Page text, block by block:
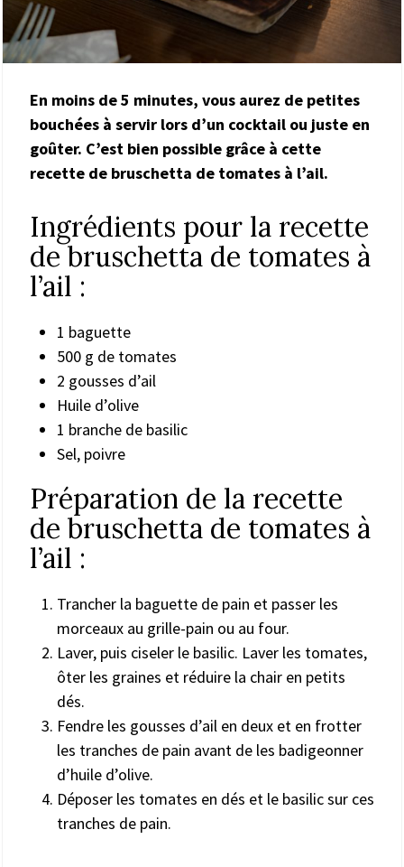
En moins de 5 minutes, vous aurez de petites
bouchées à servir lors d’un cocktail ou juste en
goûter. C’est bien possible grâce à cette
recette de bruschetta de tomates à l’ail.
Ingrédients pour la recette
de bruschetta de tomates à
l’ail :
1 baguette
500 g de tomates
2 gousses d’ail
Huile d’olive
1 branche de basilic
Sel, poivre
Préparation de la recette
de bruschetta de tomates à
l’ail :
Trancher la baguette de pain et passer les
morceaux au grille-pain ou au four.
Laver, puis ciseler le basilic. Laver les tomates,
ôter les graines et réduire la chair en petits
dés.
Fendre les gousses d’ail en deux et en frotter
les tranches de pain avant de les badigeonner
d’huile d’olive.
Déposer les tomates en dés et le basilic sur ces
tranches de pain.